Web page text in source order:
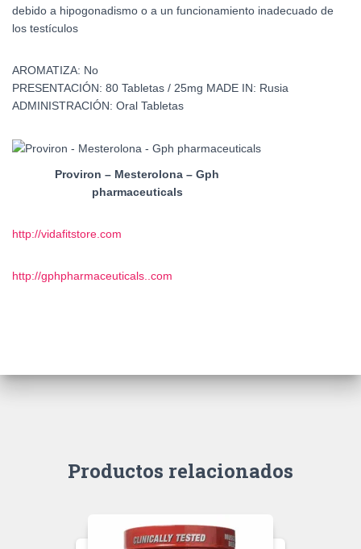
debido a hipogonadismo o a un funcionamiento inadecuado de
los testículos
AROMATIZA: No
PRESENTACIÓN: 80 Tabletas / 25mg MADE IN: Rusia
ADMINISTRACIÓN: Oral Tabletas
Proviron – Mesterolona – Gph
pharmaceuticals
http://vidafitstore.com
http://gphpharmaceuticals..com
Productos relacionados